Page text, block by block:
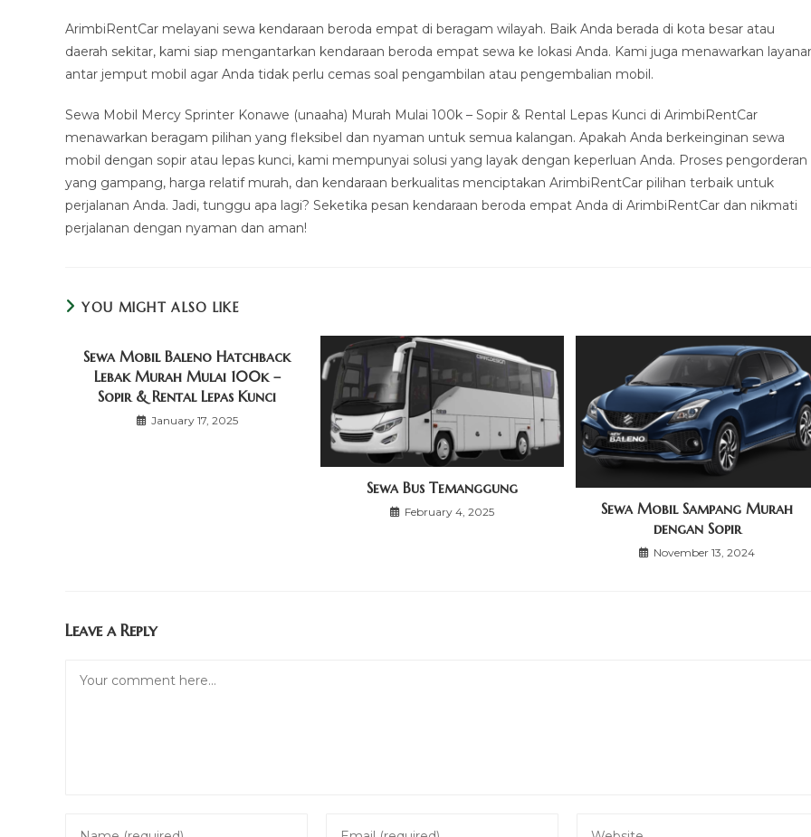
ArimbiRentCar melayani sewa kendaraan beroda empat di beragam wilayah. Baik Anda berada di kota besar atau
daerah sekitar, kami siap mengantarkan kendaraan beroda empat sewa ke lokasi Anda. Kami juga menawarkan
antar jemput mobil agar Anda tidak perlu cemas soal pengambilan atau pengembalian mobil.
Sewa Mobil Mercy Sprinter Konawe (unaaha) Murah Mulai 100k – Sopir & Rental Lepas Kunci di ArimbiRentCar
menawarkan beragam pilihan yang fleksibel dan nyaman untuk semua kalangan. Apakah Anda berkeinginan sewa
mobil dengan sopir atau lepas kunci, kami mempunyai solusi yang layak dengan keperluan Anda. Proses pengorderan
yang gampang, harga relatif murah, dan kendaraan berkualitas menciptakan ArimbiRentCar pilihan terbaik untuk
perjalanan Anda. Jadi, tunggu apa lagi? Seketika pesan kendaraan beroda empat Anda di ArimbiRentCar dan nikmati
perjalanan dengan nyaman dan aman!
YOU MIGHT ALSO LIKE
Sewa Mobil Baleno Hatchback
Lebak Murah Mulai 100k –
Sopir & Rental Lepas Kunci
January 17, 2025
Sewa Bus Temanggung
February 4, 2025
Sewa Mobil Sampang Murah
dengan Sopir
November 13, 2024
Leave a Reply